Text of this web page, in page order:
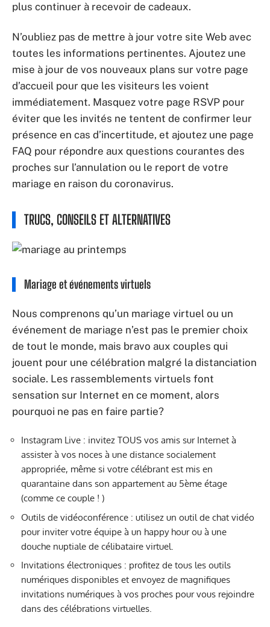
plus continuer à recevoir de cadeaux.
N’oubliez pas de mettre à jour votre site Web avec
toutes les informations pertinentes. Ajoutez une
mise à jour de vos nouveaux plans sur votre page
d’accueil pour que les visiteurs les voient
immédiatement. Masquez votre page RSVP pour
éviter que les invités ne tentent de confirmer leur
présence en cas d’incertitude, et ajoutez une page
FAQ pour répondre aux questions courantes des
proches sur l’annulation ou le report de votre
mariage en raison du coronavirus.
TRUCS, CONSEILS ET ALTERNATIVES
Mariage et événements virtuels
Nous comprenons qu’un mariage virtuel ou un
événement de mariage n’est pas le premier choix
de tout le monde, mais bravo aux couples qui
jouent pour une célébration malgré la distanciation
sociale. Les rassemblements virtuels font
sensation sur Internet en ce moment, alors
pourquoi ne pas en faire partie?
Instagram Live : invitez TOUS vos amis sur Internet à
assister à vos noces à une distance socialement
appropriée, même si votre célébrant est mis en
quarantaine dans son appartement au 5ème étage
(comme ce couple ! )
Outils de vidéoconférence : utilisez un outil de chat vidéo
pour inviter votre équipe à un happy hour ou à une
douche nuptiale de célibataire virtuel.
Invitations électroniques : profitez de tous les outils
numériques disponibles et envoyez de magnifiques
invitations numériques à vos proches pour vous rejoindre
dans des célébrations virtuelles.